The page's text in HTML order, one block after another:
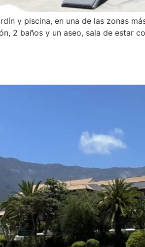
y piscina, en una de las zonas
2 baños y un aseo, sala de estar